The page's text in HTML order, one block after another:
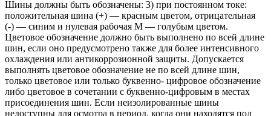
Шины должны быть обозначены: 3) при постоянном токе:
положительная шина (+) — красным цветом, отрицательная
(-) — синим и нулевая рабочая М — голубым цветом.
Цветовое обозначение должно быть выполнено по всей длине
шин, если оно предусмотрено также для более интенсивного
охлаждения или антикоррозионной защиты. Допускается
выполнять цветовое обозначение не по всей длине шин,
только цветовое или только буквенно- цифровое обозначение
либо цветовое в сочетании с буквенно-цифровым в местах
присоединения шин. Если неизолированные шины
недоступны для осмотра в период, когда они находятся под